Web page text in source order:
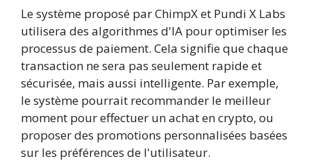
Le système proposé par ChimpX et Pundi X Labs
utilisera des algorithmes d'IA pour optimiser les
processus de paiement. Cela signifie que chaque
transaction ne sera pas seulement rapide et
sécurisée, mais aussi intelligente. Par exemple,
le système pourrait recommander le meilleur
moment pour effectuer un achat en crypto, ou
proposer des promotions personnalisées basées
sur les préférences de l'utilisateur.